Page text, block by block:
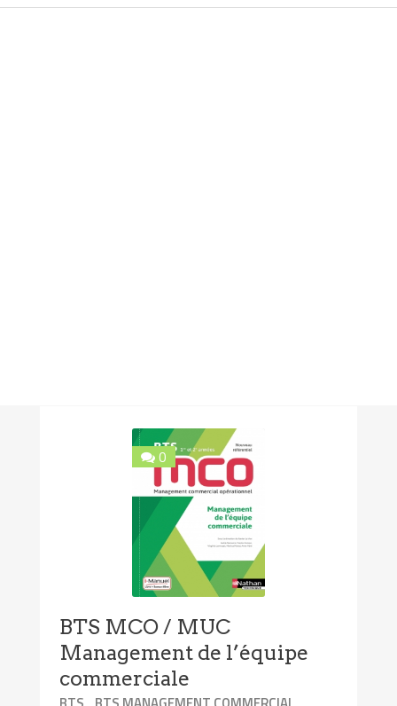
0
BTS MCO / MUC
Management de l’équipe
commerciale